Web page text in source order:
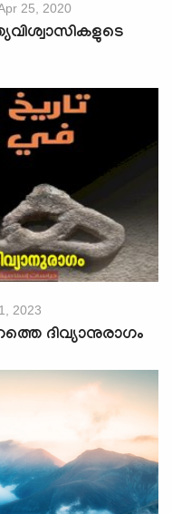
25, 2020
2023
ദിവ്യാനുരാഗം